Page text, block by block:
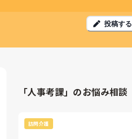
投稿する
「人事考課」のお悩み相談
訪問介護